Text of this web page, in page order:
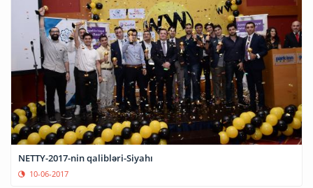
NETTY-2017-nin qalibləri-Siyahı
10-06-2017